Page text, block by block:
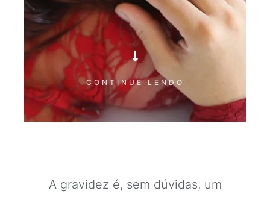
CONTINUE LENDO
A gravidez é, sem dúvidas, um